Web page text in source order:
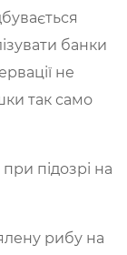
банки
не
так само
підозрі на
рибу на